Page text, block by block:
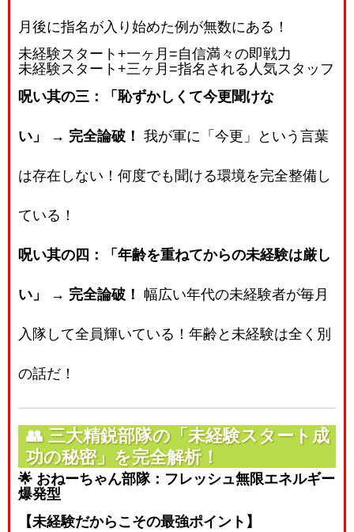
月後に指名が入り始めた例が無数にある！
未経験スタート +一ヶ月 =自信満々の即戦力
未経験スタート +三ヶ月 =指名される人気スタッフ
呪い其の三：「恥ずかしくて今更聞けな
い」 → 完全論破！ 我が軍に「今更」という言葉
は存在しない！何度でも聞ける環境を完全整備し
ている！
呪い其の四：「年齢を重ねてからの未経験は厳し
い」 → 完全論破！ 幅広い年代の未経験者が毎月
入隊して全員輝いている！年齢と未経験は全く別
の話だ！
👥 三大精鋭部隊の「未経験スタート成
功の秘密」を完全解析！
🌟 おねーちゃん部隊：フレッシュ無限エネルギー
爆発型
【未経験だからこその最強ポイント】